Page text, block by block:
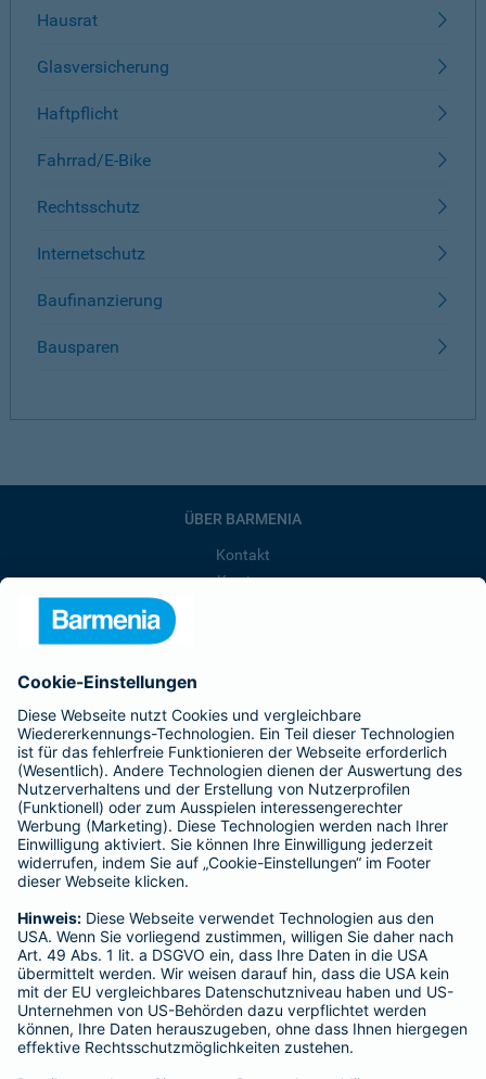
Hausrat
Glasversicherung
Haftpflicht
Fahrrad/E-Bike
Rechtsschutz
Internetschutz
Baufinanzierung
Bausparen
ÜBER BARMENIA
Kontakt
Karriere
Affiliate-Partner werden
Barmenia ist Teil der BarmeniaGothaer
BELIEBTE SEITEN
Kranken-Zusatzversicherung
Tierversicherungen
Haftpflichtversicherung
Hausratversicherung
SERVICE
Adresse ändern
Schaden melden
Kilometerstandsmeldung
Serviceübersicht